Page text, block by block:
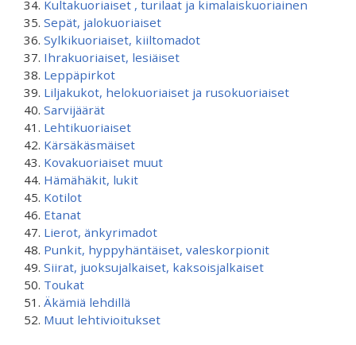
Kultakuoriaiset , turilaat ja kimalaiskuoriainen
Sepät, jalokuoriaiset
Sylkikuoriaiset, kiiltomadot
Ihrakuoriaiset, lesiäiset
Leppäpirkot
Liljakukot, helokuoriaiset ja rusokuoriaiset
Sarvijäärät
Lehtikuoriaiset
Kärsäkäsmäiset
Kovakuoriaiset muut
Hämähäkit, lukit
Kotilot
Etanat
Lierot, änkyrimadot
Punkit, hyppyhäntäiset, valeskorpionit
Siirat, juoksujalkaiset, kaksoisjalkaiset
Toukat
Äkämiä lehdillä
Muut lehtivioitukset